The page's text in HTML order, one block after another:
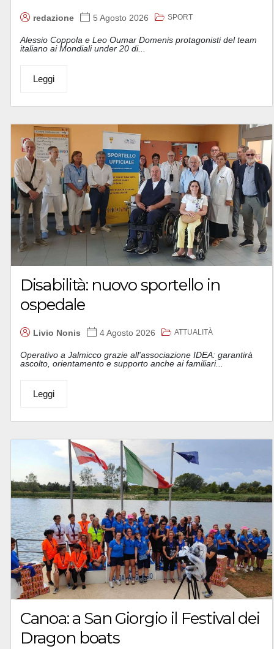
redazione 5 Agosto 2026 SPORT
Alessio Coppola e Leo Oumar Domenis protagonisti del team
italiano ai Mondiali under 20 di...
Leggi
Disabilità: nuovo sportello in
ospedale
Livio Nonis 4 Agosto 2026 ATTUALITÀ
Operativo a Jalmicco grazie all'associazione IDEA: garantirà
ascolto, orientamento e supporto anche ai familiari...
Leggi
Canoa: a San Giorgio il Festival dei
Dragon boats